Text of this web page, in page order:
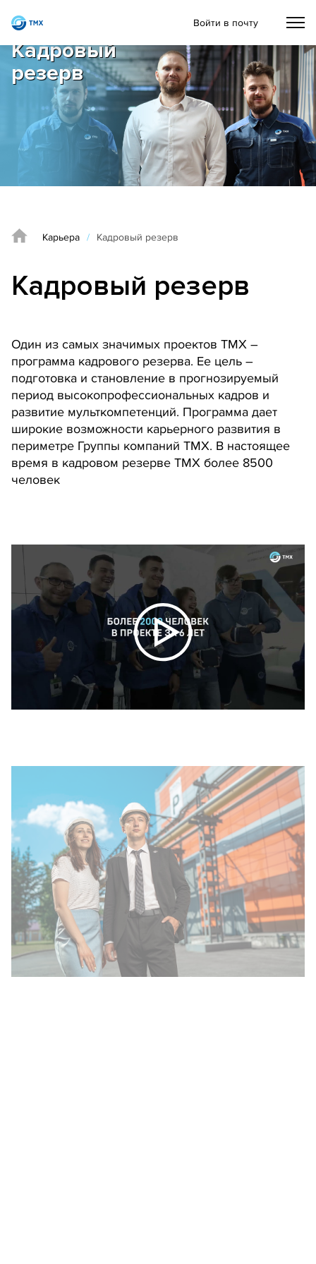
Войти в почту
Кадровый
резерв
Карьера / Кадровый резерв
Кадровый резерв
Один из самых значимых проектов ТМХ –
программа кадрового резерва. Ее цель –
подготовка и становление в прогнозируемый
период высокопрофессиональных кадров и
развитие мульткомпетенций. Программа дает
широкие возможности карьерного развития в
периметре Группы компаний ТМХ. В настоящее
время в кадровом резерве ТМХ более 8500
человек